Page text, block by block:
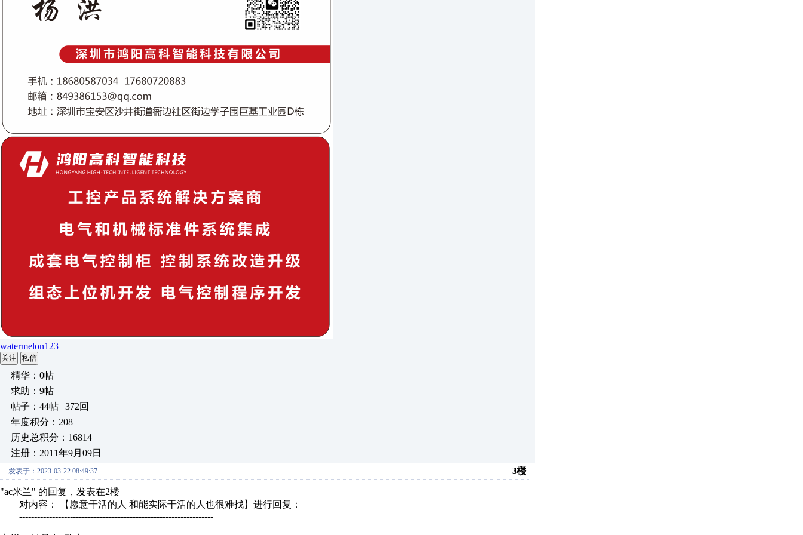
watermelon123
关注 私信
精华：0帖
求助：9帖
帖子：44帖 | 372回
年度积分：208
历史总积分：16814
注册：2011年9月09日
发表于：2023-03-22 08:49:37 3楼
"ac米兰" 的回复，发表在2楼
对内容： 【愿意干活的人 和能实际干活的人也很难找】进行回复：
-----------------------------------------------------------------